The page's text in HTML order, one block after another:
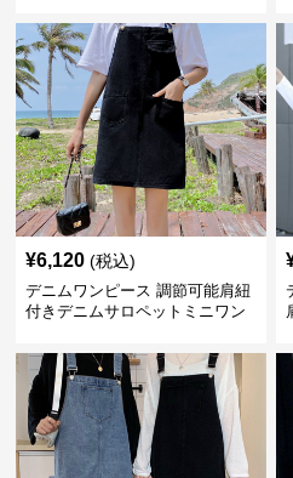
¥6,120 (税込)
デニムワンピース 調節可能肩紐
付きデニムサロペットミニワン